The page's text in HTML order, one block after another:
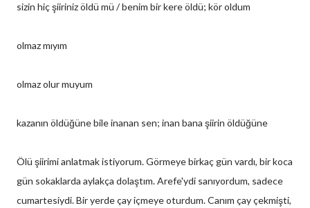
sizin hiç şiiriniz öldü mü / benim bir kere öldü; kör oldum
olmaz mıyım
olmaz olur muyum
kazanın öldüğüne bile inanan sen; inan bana şiirin öldüğüne
Ölü şiirimi anlatmak istiyorum. Görmeye birkaç gün vardı, bir koca
gün sokaklarda aylakça dolaştım. Arefe'ydi sanıyordum, sadece
cumartesiydi. Bir yerde çay içmeye oturdum. Canım çay çekmişti,